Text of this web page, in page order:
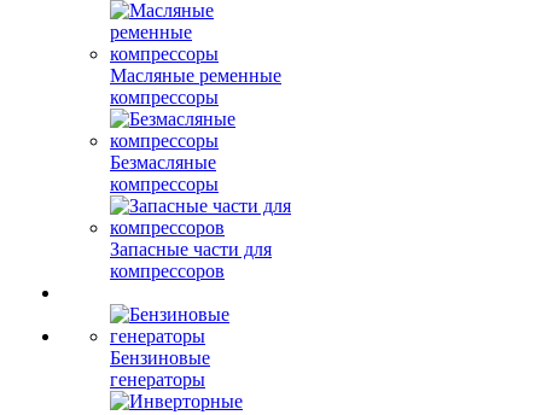
Масляные ременные
компрессоры
Безмасляные
компрессоры
Запасные части для
компрессоров
Бензиновые
генераторы